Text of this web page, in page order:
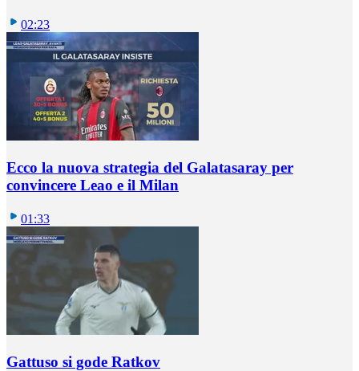
02:23
Ecco la nuova strategia del Galatasaray per
convincere Leao e il Milan
01:33
Gattuso si gode Ratkov